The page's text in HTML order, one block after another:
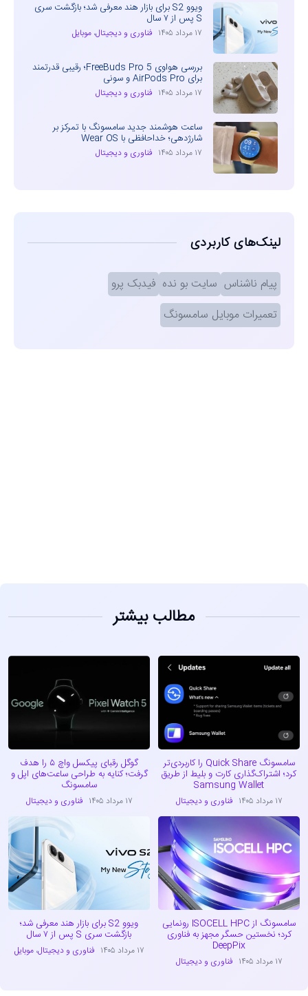
ویوو S2 برای بازار هند معرفی شد؛ بازگشت سری
S پس از ۷ سال
۱۷ مرداد ۱۴۰۵ فناوری و دیجیتال، موبایل
بررسی هواوی FreeBuds Pro 5؛ رقیبی قدرتمند
برای AirPods Pro و سونی
۱۷ مرداد ۱۴۰۵ فناوری و دیجیتال
ساعت هوشمند جدید سامسونگ با تمرکز بر
شارژدهی؛ خداحافظی با Wear OS
۱۷ مرداد ۱۴۰۵ فناوری و دیجیتال
لینک‌های کاربردی
پیام ناشناس سایت بو نده فیدبک پرو
تعمیرات موبایل سامسونگ
مطالب بیشتر
سامسونگ Quick Share را کاربردی‌تر
کرد؛ اشتراک‌گذاری کارت و بلیط از طریق
Samsung Wallet
۱۷ مرداد ۱۴۰۵ فناوری و دیجیتال
گوگل رقبای پیکسل واچ ۵ را هدف
گرفت؛ کنایه به طراحی ساعت‌های اپل و
سامسونگ
۱۷ مرداد ۱۴۰۵ فناوری و دیجیتال
سامسونگ از ISOCELL HPC رونمایی
کرد؛ نخستین حسگر مجهز به فناوری
DeepPix
۱۷ مرداد ۱۴۰۵ فناوری و دیجیتال
ویوو S2 برای بازار هند معرفی شد؛
بازگشت سری S پس از ۷ سال
۱۷ مرداد ۱۴۰۵ فناوری و دیجیتال،موبایل